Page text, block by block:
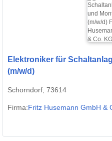
Elektroniker für
(m/w/d)
Schorndorf, 73614
Firma:Fritz Husemann GmbH &